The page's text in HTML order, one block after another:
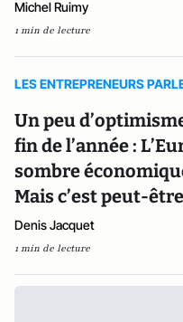
Michel Ruimy
1 min de lecture
LES ENTREPRENEURS
Un peu
fin de l’année :
sombre
Mais c’est peut-
Denis Jacquet
1 min de lecture